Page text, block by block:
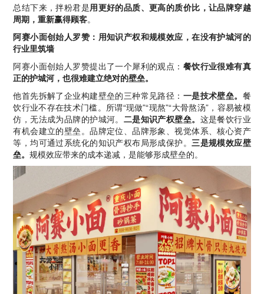
总结下来，拌粉君是用更好的品质、更高的质价比，让品牌穿越
周期，重新赢得顾客。
阿赛小面创始人罗赞：用知识产权和规模效应，在没有护城河的
行业里筑墙
阿赛小面创始人罗赞提出了一个犀利的观点： 餐饮行业很难有真
正的护城河，也很难建立绝对的壁垒。
他首先拆解了企业构建壁垒的三种常见路径： 一是技术壁垒。 餐
饮行业不存在技术门槛。所谓“现做”“现熬”“大骨熬汤”，容易被模
仿，无法成为品牌的护城河。 二是知识产权壁垒。 这是餐饮行业
有机会建立的壁垒。品牌定位、品牌形象、视觉体系、核心资产
等，均可通过系统化的知识产权布局形成保护。 三是规模效应壁
垒。规模效应带来的成本递减，是能够形成壁垒的。